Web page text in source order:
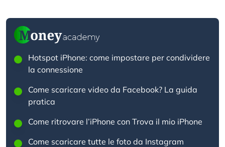
Hotspot iPhone: come impostare per condividere
la connessione
Come scaricare video da Facebook? La guida
pratica
Come ritrovare l’iPhone con Trova il mio iPhone
Come scaricare tutte le foto da Instagram